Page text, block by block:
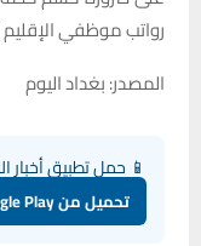
رواتب موظفي
المصدر: بغداد اليوم
📱 حمل تطبيق أخبار
تحميل من Google Play